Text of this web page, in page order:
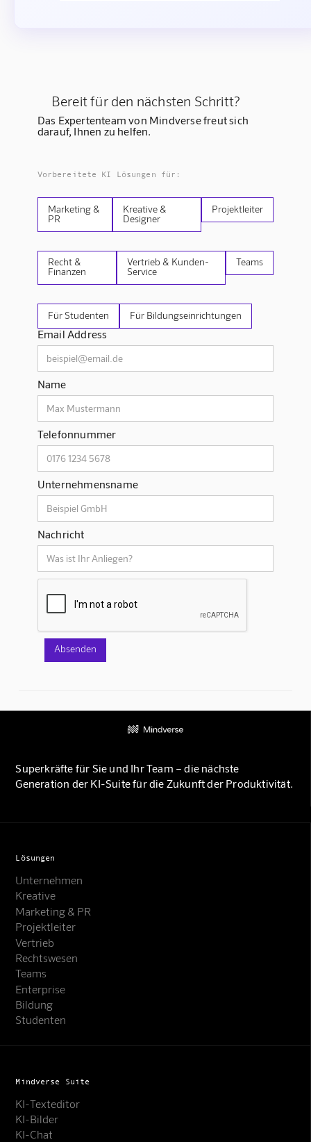
Bereit für den nächsten Schritt?
Das Expertenteam von Mindverse freut sich
darauf, Ihnen zu helfen.
Vorbereitete KI Lösungen für:
Marketing &
PR
Kreative &
Designer
Projektleiter
Recht &
Finanzen
Vertrieb & Kunden-
Service
Teams
Für Studenten Für Bildungseinrichtungen
Email Address
Name
Telefonnummer
Unternehmensname
Nachricht
Superkräfte für Sie und Ihr Team – die nächste
Generation der KI-Suite für die Zukunft der Produktivität.
Lösungen
Unternehmen
Kreative
Marketing & PR
Projektleiter
Vertrieb
Rechtswesen
Teams
Enterprise
Bildung
Studenten
Mindverse Suite
KI-Texteditor
KI-Bilder
KI-Chat